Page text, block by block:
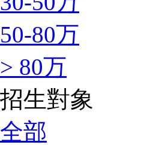
50-80万
> 80万
招生對象
全部